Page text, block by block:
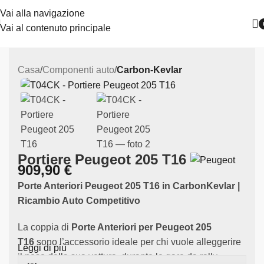
Vai alla navigazione
Vai al contenuto principale
Casa Componenti auto Carbon-Kevlar
Portiere Peugeot 205 T16
909,90 €
Porte Anteriori Peugeot 205 T16 in CarbonKevlar |
Ricambio Auto Competitivo
La coppia di Porte Anteriori per Peugeot 205
T16 sono l’accessorio ideale per chi vuole alleggerire
il peso della sua vettura durante le gare da rally.
Leggi di più